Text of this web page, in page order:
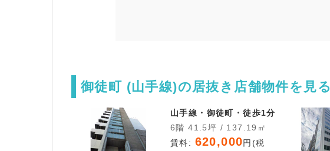
御徒町 (山手線)の居抜き店舗物件を見る
山手線・御徒町・徒歩1分
6階 41.5坪 / 137.19㎡
賃料: 620,000円(税